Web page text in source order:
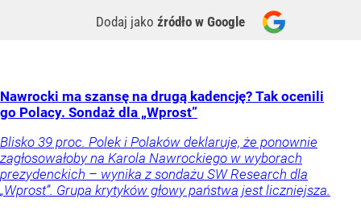
Dodaj jako źródło w Google
Nawrocki ma szansę na drugą kadencję? Tak ocenili
go Polacy. Sondaż dla „Wprost”
Blisko 39 proc. Polek i Polaków deklaruje, że ponownie
zagłosowałoby na Karola Nawrockiego w wyborach
prezydenckich – wynika z sondażu SW Research dla
„Wprost”. Grupa krytyków głowy państwa jest liczniejsza.